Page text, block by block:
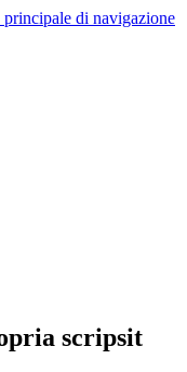
principale di navigazione
scripsit